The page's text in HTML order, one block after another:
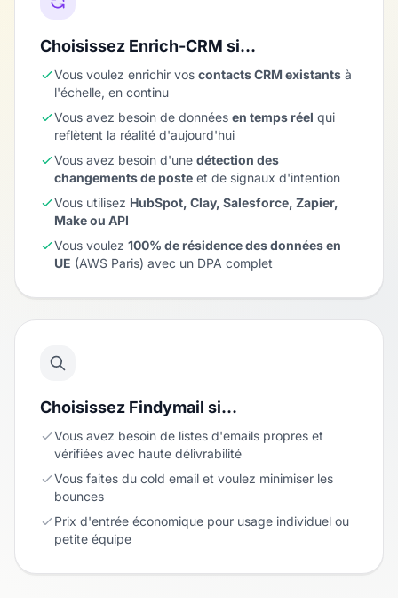
Choisissez Enrich-CRM si…
Vous voulez enrichir vos contacts CRM existants à
l'échelle, en continu
Vous avez besoin de données en temps réel qui
reflètent la réalité d'aujourd'hui
Vous avez besoin d'une détection des
changements de poste et de signaux d'intention
Vous utilisez HubSpot, Clay, Salesforce, Zapier,
Make ou API
Vous voulez 100% de résidence des données en
UE (AWS Paris) avec un DPA complet
Choisissez Findymail si…
Vous avez besoin de listes d'emails propres et
vérifiées avec haute délivrabilité
Vous faites du cold email et voulez minimiser les
bounces
Prix d'entrée économique pour usage individuel ou
petite équipe